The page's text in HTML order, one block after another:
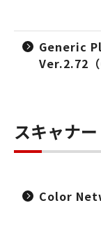
Generic
Ver.2.72（
スキャナ
Color